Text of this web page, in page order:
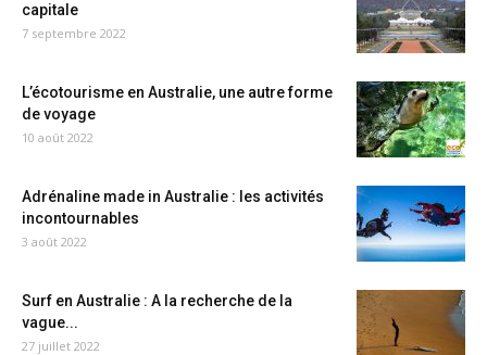
capitale
7 septembre 2022
L’écotourisme en Australie, une autre forme
de voyage
10 août 2022
Adrénaline made in Australie : les activités
incontournables
3 août 2022
Surf en Australie : A la recherche de la
vague...
27 juillet 2022